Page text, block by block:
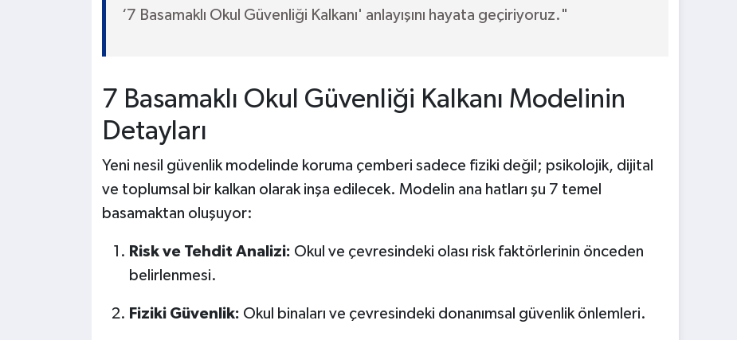
‘7 Basamaklı Okul Güvenliği Kalkanı' anlayışını hayata geçiriyoruz."
7 Basamaklı Okul Güvenliği Kalkanı Modelinin
Detayları
Yeni nesil güvenlik modelinde koruma çemberi sadece fiziki değil; psikolojik, dijital
ve toplumsal bir kalkan olarak inşa edilecek. Modelin ana hatları şu 7 temel
basamaktan oluşuyor:
Risk ve Tehdit Analizi: Okul ve çevresindeki olası risk faktörlerinin önceden
belirlenmesi.
Fiziki Güvenlik: Okul binaları ve çevresindeki donanımsal güvenlik önlemleri.